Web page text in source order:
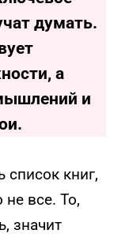
думать.
а
и
список книг,
не все. То,
значит